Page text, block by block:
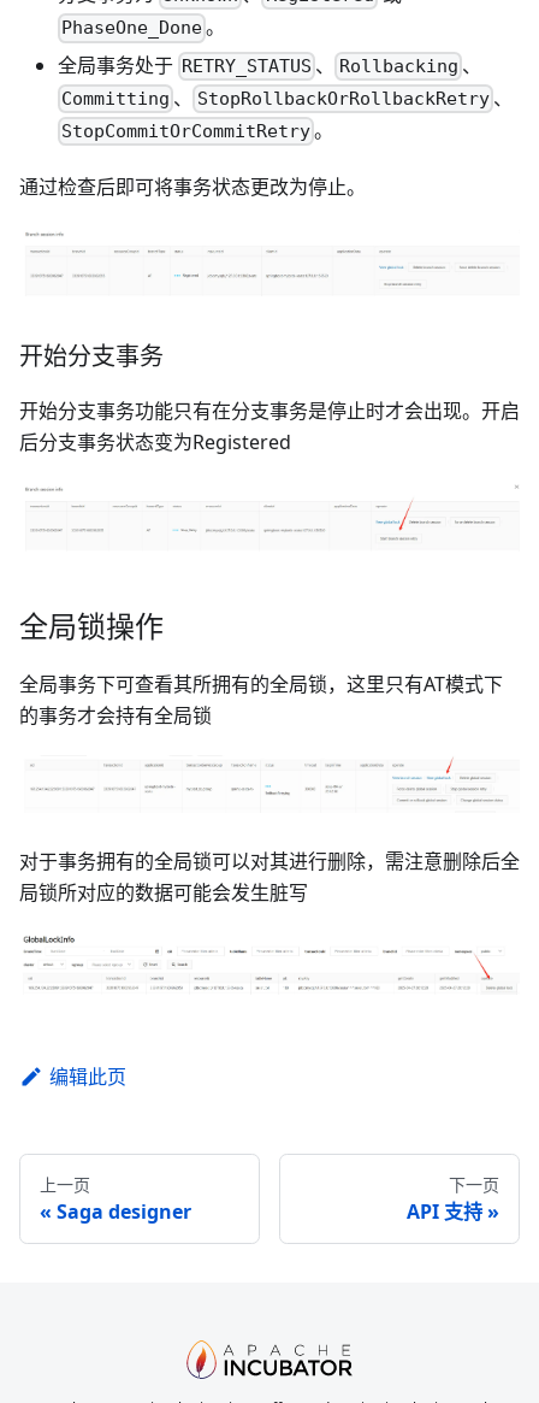
PhaseOne_Done。
全局事务处于 RETRY_STATUS 、 Rollbacking 、
Committing 、 StopRollbackOrRollbackRetry、
StopCommitOrCommitRetry。
通过检查后即可将事务状态更改为停止。
开始分支事务
开始分支事务功能只有在分支事务是停止时才会出现。开启
后分支事务状态变为Registered
全局锁操作
全局事务下可查看其所拥有的全局锁，这里只有AT模式下
的事务才会持有全局锁
对于事务拥有的全局锁可以对其进行删除，需注意删除后全
局锁所对应的数据可能会发生脏写
编辑此页
上一页
Saga designer
下一页
API 支持